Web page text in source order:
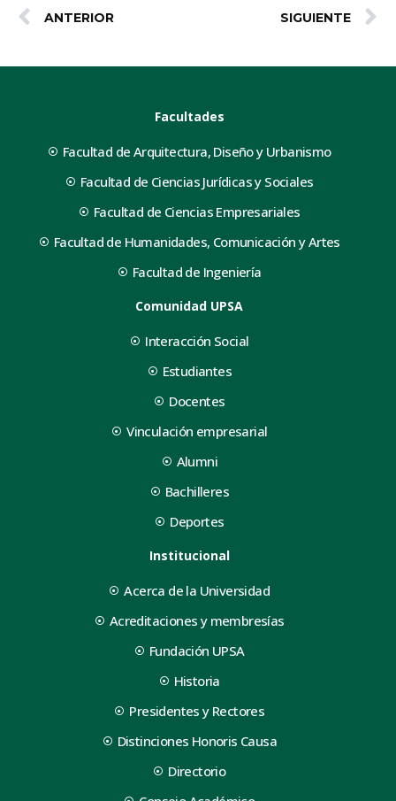
ANTERIOR SIGUIENTE
Facultades
Facultad de Arquitectura, Diseño y Urbanismo
Facultad de Ciencias Jurídicas y Sociales
Facultad de Ciencias Empresariales
Facultad de Humanidades, Comunicación y Artes
Facultad de Ingeniería
Comunidad UPSA
Interacción Social
Estudiantes
Docentes
Vinculación empresarial
Alumni
Bachilleres
Deportes
Institucional
Acerca de la Universidad
Acreditaciones y membresías
Fundación UPSA
Historia
Presidentes y Rectores
Distinciones Honoris Causa
Directorio